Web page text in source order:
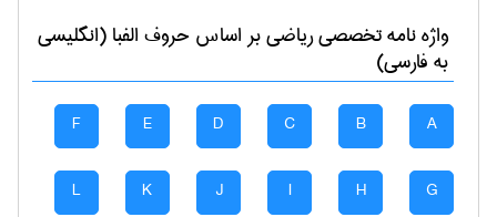
واژه نامه تخصصیرياضیبر اساس حروف الفبا (انگلیسی
به فارسی)
A
B
C
D
E
F
G
H
I
J
K
L